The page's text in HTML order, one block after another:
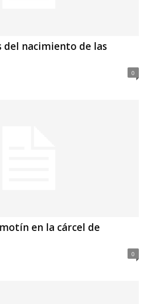
del nacimiento de las
0
en la cárcel de
0